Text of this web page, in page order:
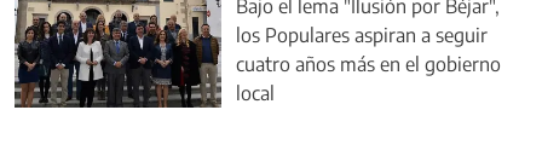
Bajo el lema "Ilusión por Béjar",
los Populares aspiran a seguir
cuatro años más en el gobierno
local